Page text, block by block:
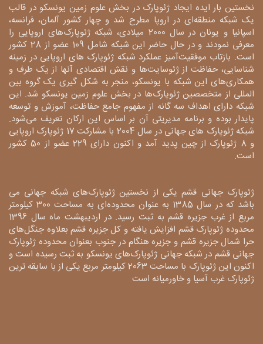
نخستین بار ایده ایجاد ژئوپارک در بخش علوم زمین یونسکو در قالب
یک شبکه منطقه‌ای در اروپا مطرح شد و چهار کشور آلمان، فرانسه،
اسپانیا و یونان در سال 2000 میلادی، شبکه ژئوپارک‌های اروپایی را
معرفی نمودند و در حال حاضر این شبکه شامل 109 عضو از 28 کشور
است. بازتاب موفقیت‌آمیز عملکرد شبکه ژئوپارک های اروپایی در زمینه
شناسایی، حفاظت از ژئوسایت‌ها و نقش اقتصادی آنها از یک طرف و
همکاری‌های این شبکه با یونسکو، منجر به شکل گیری یک گروه بین
المللی از متخصصین ژئوپارک‌ها در بخش علوم زمین یونسکو شد. این
شبکه دارای اهداف سه گانه از مفهوم جامع حفاظت، آموزش و توسعه
پایدار بوده و برنامه مدیریتی آن بر اساس این ارکان تعریف می‌شود.
شبکه ژئوپارک های جهانی در سال 2004 با مشارکت 17 ژئوپارک اروپایی
و 8 ژئوپارک از چین پدید آمد و اکنون دارای 229 عضو از 50 کشور
است.
ژئوپارک جهانی قشم یکی از نخستین ژئوپارک‌های شبکه جهانی می
باشد که در سال 1385 به عنوان محدوده‌ای به مساحت 300 کیلومتر
مربع از غرب جزیره قشم به ثبت رسید. در اردیبهشت ماه سال 1396
محدوده ژئوپارک قشم افزایش یافته و کل جزیره قشم بعلاوه جنگل‌های
حرا شمال جزیره قشم و جزیره هنگام در جنوب بعنوان محدوده ژئوپارک
جهانی قشم در شبکه جهانی ژئوپارک‌های یونسکو به ثبت رسیده است و
اکنون این ژئوپارک با مساحت 2063 کیلومتر مربع یکی از با سابقه ترین
ژئوپارک غرب آسیا و خاورمیانه است